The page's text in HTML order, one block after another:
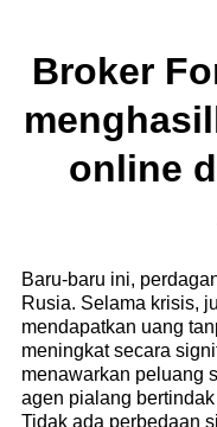
Broker
online
Baru-baru ini,
Rusia. Selama krisis,
mendapatkan uang
meningkat secara
menawarkan peluang
agen pialang
Tidak ada perbedaan